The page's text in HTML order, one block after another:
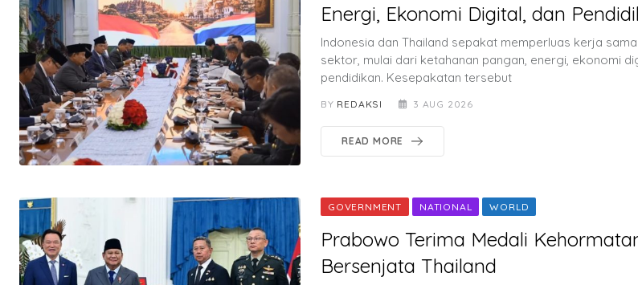
Energi, Ekonomi Digital, dan
Indonesia dan Thailand sepakat memperluas kerja
sektor, mulai dari ketahanan pangan, energi, ekonomi
pendidikan. Kesepakatan tersebut
BY REDAKSI 3 AUG 2026
READ MORE
GOVERNMENT NATIONAL WORLD
Prabowo Terima Medali
Bersenjata Thailand